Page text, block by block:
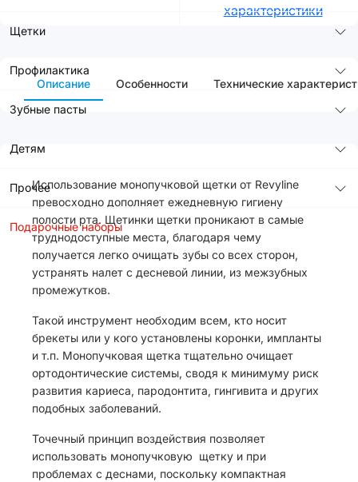
Щетки
Профилактика
Зубные пасты
Детям
Прочее
Подарочные наборы
характеристики
Описание Особенности Технические
Использование монопучковой щетки от Revyline
превосходно дополняет ежедневную гигиену
полости рта. Щетинки щетки проникают в самые
труднодоступные места, благодаря чему
получается легко очищать зубы со всех сторон,
устранять налет с десневой линии, из межзубных
промежутков.
Такой инструмент необходим всем, кто носит
брекеты или у кого установлены коронки, импланты
и т.п. Монопучковая щетка тщательно очищает
ортодонтические системы, сводя к минимуму риск
развития кариеса, пародонтита, гингивита и других
подобных заболеваний.
Точечный принцип воздействия позволяет
использовать монопучковую щетку и при
проблемах с деснами, поскольку компактная